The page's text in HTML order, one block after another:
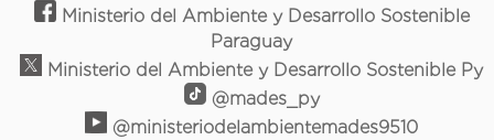
Ministerio del Ambiente y Desarrollo Sostenible
Paraguay
Ministerio del Ambiente y Desarrollo Sostenible Py
@mades_py
@ministeriodelambientemades9510